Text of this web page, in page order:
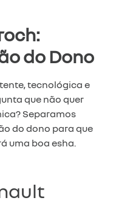
do Dono
tecnológica e
que não quer
Separamos
do dono para que
uma boa esha.